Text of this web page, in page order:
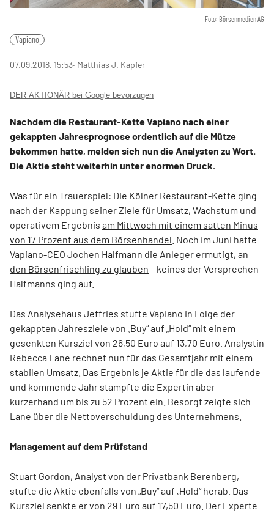
Foto: Börsenmedien AG
Vapiano
07.09.2018, 15:53‧ Matthias J. Kapfer
DER AKTIONÄR bei Google bevorzugen
Nachdem die Restaurant-Kette Vapiano nach einer
gekappten Jahresprognose ordentlich auf die Mütze
bekommen hatte, melden sich nun die Analysten zu Wort.
Die Aktie steht weiterhin unter enormen Druck.
Was für ein Trauerspiel: Die Kölner Restaurant-Kette ging
nach der Kappung seiner Ziele für Umsatz, Wachstum und
operativem Ergebnis am Mittwoch mit einem satten Minus
von 17 Prozent aus dem Börsenhandel . Noch im Juni hatte
Vapiano-CEO Jochen Halfmann die Anleger ermutigt, an
den Börsenfrischling zu glauben – keines der Versprechen
Halfmanns ging auf.
Das Analysehaus Jeffries stufte Vapiano in Folge der
gekappten Jahresziele von „Buy“ auf „Hold“ mit einem
gesenkten Kursziel von 26,50 Euro auf 13,70 Euro. Analystin
Rebecca Lane rechnet nun für das Gesamtjahr mit einem
stabilen Umsatz. Das Ergebnis je Aktie für die das laufende
und kommende Jahr stampfte die Expertin aber
kurzerhand um bis zu 52 Prozent ein. Besorgt zeigte sich
Lane über die Nettoverschuldung des Unternehmens.
Management auf dem Prüfstand
Stuart Gordon, Analyst von der Privatbank Berenberg,
stufte die Aktie ebenfalls von „Buy“ auf „Hold“ herab. Das
Kursziel senkte er von 29 Euro auf 17,50 Euro. Der Experte